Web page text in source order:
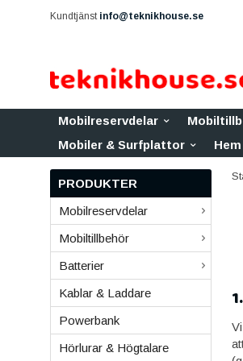
Kundtjänst info@teknikhouse.se
Mobilreservdelar
Mobiler & Surfplattor
PRODUKTER
Mobilreservdelar
Mobiltillbehör
Batterier
Kablar & Laddare
Powerbank
Hörlurar & Högtalare